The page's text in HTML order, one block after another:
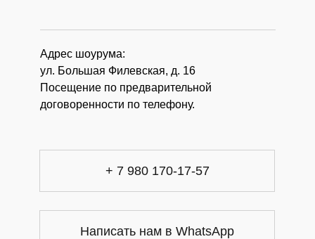
Адрес шоурума:
ул. Большая Филевская, д. 16
Посещение по предварительной
договоренности по телефону.
+ 7 980 170-17-57
Написать нам в WhatsApp